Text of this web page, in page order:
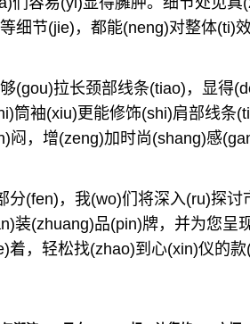
细节(jie)，都能(neng)对整体(ti)
(gou)拉长颈部线条(tiao)，显得
筒袖(xiu)更能修饰(shi)肩部线条
闷，增(zeng)加时尚(shang)感
分(fen)，我(wo)们将深入(ru)探
装(zhuang)品(pin)牌，并为您呈
着，轻松找(zhao)到心(xin)仪的